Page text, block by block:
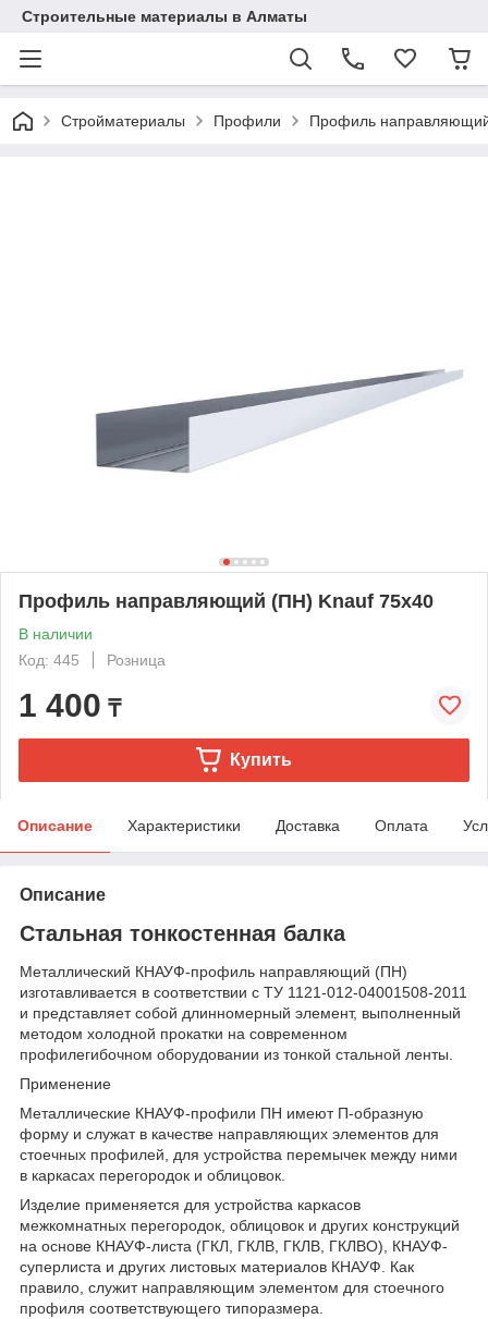
Строительные материалы в Алматы
Стройматериалы Профили Профиль
Профиль направляющий (ПН) Knauf 75х40
В наличии
Код: 445
Розница
1 400 ₸
Купить
Описание Характеристики Доставка Оплата
Описание
Стальная тонкостенная балка
Металлический КНАУФ-профиль направляющий (ПН)
изготавливается в соответствии с ТУ 1121-012-04001508-2011
и представляет собой длинномерный элемент, выполненный
методом холодной прокатки на современном
профилегибочном оборудовании из тонкой стальной ленты.
Применение
Металлические КНАУФ-профили ПН имеют П-образную
форму и служат в качестве направляющих элементов для
стоечных профилей, для устройства перемычек между ними
в каркасах перегородок и облицовок.
Изделие применяется для устройства каркасов
межкомнатных перегородок, облицовок и других конструкций
на основе КНАУФ-листа (ГКЛ, ГКЛВ, ГКЛВ, ГКЛВО), КНАУФ-
суперлиста и других листовых материалов КНАУФ. Как
правило, служит направляющим элементом для стоечного
профиля соответствующего типоразмера.